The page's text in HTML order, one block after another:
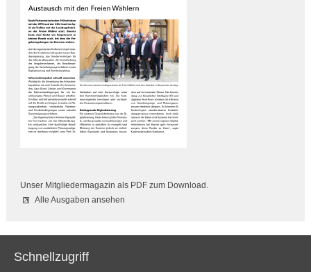
Unser Mitgliedermagazin als PDF zum Download.
Alle Ausgaben ansehen
Schnellzugriff